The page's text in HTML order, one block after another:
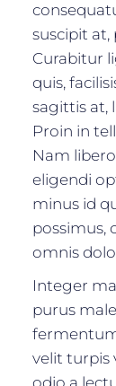
suscipit at,
Curabitur
quis,
sagittis at,
Proin in
Nam
eligendi
minus id
possimus,
omnis
Integer
purus
velit turpis
odio a